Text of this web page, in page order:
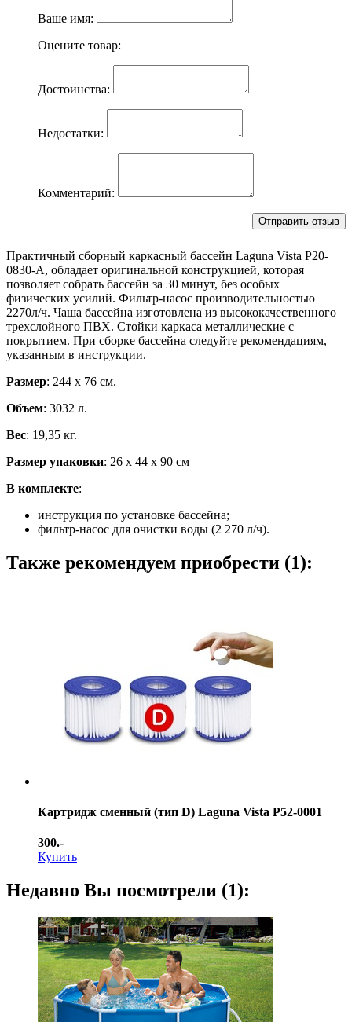
Ваше имя:
Оцените товар:
Достоинства:
Недостатки:
Комментарий:
Практичный сборный каркасный бассейн Laguna Vista Р20-
0830-A, обладает оригинальной конструкцией, которая
позволяет собрать бассейн за 30 минут, без особых
физических усилий. Фильтр-насос производительностью
2270л/ч. Чаша бассейна изготовлена из высококачественного
трехслойного ПВХ. Стойки каркаса металлические с
покрытием. При сборке бассейна следуйте рекомендациям,
указанным в инструкции.
Размер: 244 х 76 см.
Объем: 3032 л.
Вес: 19,35 кг.
Размер упаковки: 26 х 44 х 90 см
В комплекте:
инструкция по установке бассейна;
фильтр-насос для очистки воды (2 270 л/ч).
Также рекомендуем приобрести (1):
Картридж сменный (тип D) Laguna Vista Р52-0001
300.-
Купить
Недавно Вы посмотрели (1):